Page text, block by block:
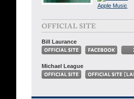
Bill Laurance
Michael League